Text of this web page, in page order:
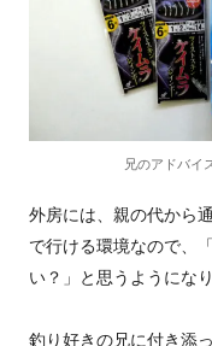
兄のアドバイ
外房には、親の代から
で行ける環境なので、
い？」と思うようになり
釣り好きの兄に付き添